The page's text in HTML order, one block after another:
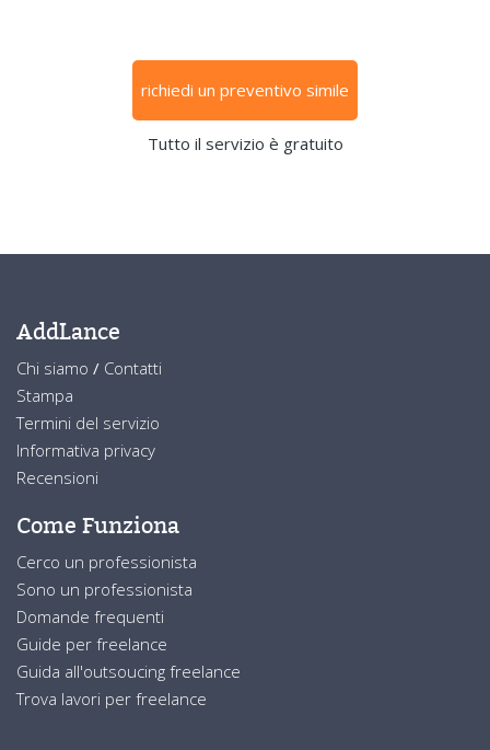
richiedi un preventivo simile
Tutto il servizio è gratuito
AddLance
Chi siamo / Contatti
Stampa
Termini del servizio
Informativa privacy
Recensioni
Come Funziona
Cerco un professionista
Sono un professionista
Domande frequenti
Guide per freelance
Guida all'outsoucing freelance
Trova lavori per freelance